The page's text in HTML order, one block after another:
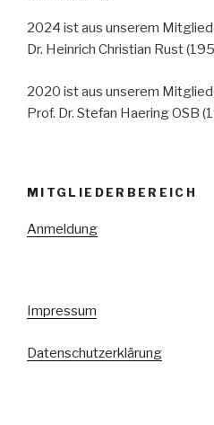
2024 ist aus unserem
Dr. Heinrich Christian Rust
2020 ist aus unserem
Prof. Dr. Stefan Haering OSB
MITGLIEDERBEREICH
Anmeldung
Impressum
Datenschutzerklärung